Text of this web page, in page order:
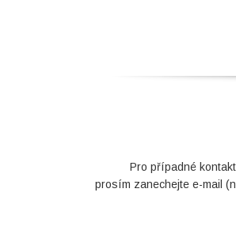
Pro případné
prosím zanechejte e-mail